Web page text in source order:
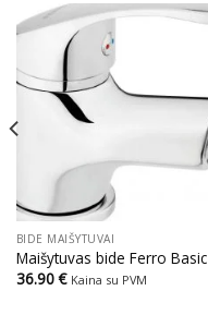
BIDE MAIŠYTUVAI
Maišytuvas bide Ferro Basic
36.90€ Kaina su PVM